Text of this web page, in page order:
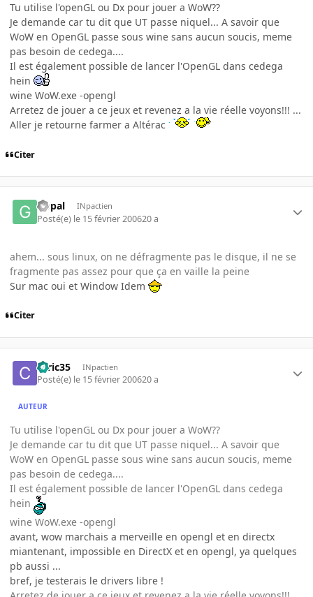
Tu utilise l'openGL ou Dx pour jouer a WoW??
Je demande car tu dit que UT passe niquel... A savoir que
WoW en OpenGL passe sous wine sans aucun soucis, meme
pas besoin de cedega....
Il est également possible de lancer l'OpenGL dans cedega
hein
wine WoW.exe -opengl
Arretez de jouer a ce jeux et revenez a la vie réelle voyons!!! ...
Aller je retourne farmer a Altérac
Citer
Gopal INpactien
Posté(e) le 15 février 200620 a
ahem... sous linux, on ne défragmente pas le disque, il ne se
fragmente pas assez pour que ça en vaille la peine
Sur mac oui et Window Idem
Citer
ceric35 INpactien
Posté(e) le 15 février 200620 a
AUTEUR
Tu utilise l'openGL ou Dx pour jouer a WoW??
Je demande car tu dit que UT passe niquel... A savoir que
WoW en OpenGL passe sous wine sans aucun soucis, meme
pas besoin de cedega....
Il est également possible de lancer l'OpenGL dans cedega
hein
wine WoW.exe -opengl
avant, wow marchais a merveille en opengl et en directx
miantenant, impossible en DirectX et en opengl, ya quelques
pb aussi ...
bref, je testerais le drivers libre !